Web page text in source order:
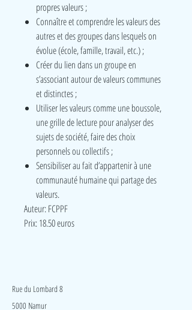
propres valeurs ;
Connaître et comprendre les valeurs des
autres et des groupes dans lesquels on
évolue (école, famille, travail, etc.) ;
Créer du lien dans un groupe en
s’associant autour de valeurs communes
et distinctes ;
Utiliser les valeurs comme une boussole,
une grille de lecture pour analyser des
sujets de société, faire des choix
personnels ou collectifs ;
Sensibiliser au fait d’appartenir à une
communauté humaine qui partage des
valeurs.
Auteur: FCPPF
Prix: 18.50 euros
Rue du Lombard 8
5000 Namur